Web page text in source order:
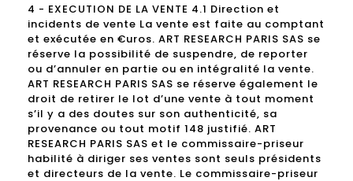
4 - EXECUTION DE LA VENTE 4.1 Direction et
incidents de vente La vente est faite au comptant
et exécutée en €uros. ART RESEARCH PARIS SAS se
réserve la possibilité de suspendre, de reporter
ou d’annuler en partie ou en intégralité la vente.
ART RESEARCH PARIS SAS se réserve également le
droit de retirer le lot d’une vente à tout moment
s’il y a des doutes sur son authenticité, sa
provenance ou tout motif 148 justifié. ART
RESEARCH PARIS SAS et le commissaire-priseur
habilité à diriger ses ventes sont seuls présidents
et directeurs de la vente. Le commissaire-priseur